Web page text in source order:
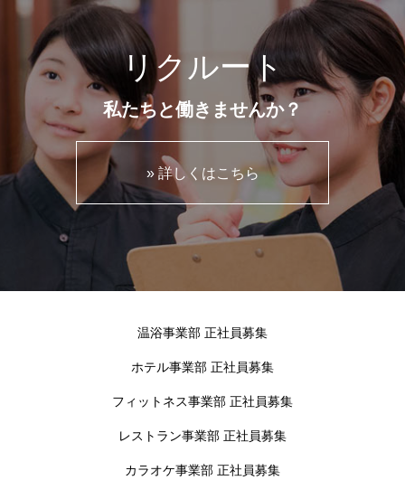
リクルート
私たちと働きませんか？
» 詳しくはこちら
温浴事業部 正社員募集
ホテル事業部 正社員募集
フィットネス事業部 正社員募集
レストラン事業部 正社員募集
カラオケ事業部 正社員募集